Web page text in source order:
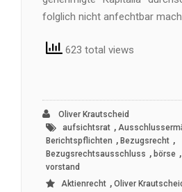
folglich nicht anfechtbar
623 total views
Oliver Krautscheid
aufsichtsrat ,
Berichtspflichten , Bezugsrecht ,
Bezugsrechtsausschluss , börse ,
vorstand
Aktienrecht , Oliver